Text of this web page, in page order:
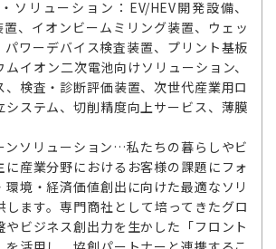
ソリューション：EV/HEV開発設備、
置、イオンビームミリング装置、ウェッ
パワーデバイス検査装置、プリント基板
イオン二次電池向けソリューション、
検査・診断評価装置、次世代産業用ロ
システム、切削精度向上サービス、薄膜
ソリューション…私たちの暮らしやビ
に産業分野におけるお客様の課題にフォ
環境・経済価値創出に向けた最適なソリ
します。専門商社として培ってきたグロ
やビジネス創出力を生かした「フロント